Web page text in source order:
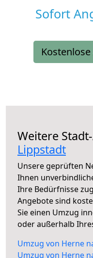
Sofort
Weitere
Lippstadt
Unsere geprüften
Ihnen
Ihre Bedürfnisse
Angebote sind
Sie einen Umzug
oder außerhalb
Umzug von Herne
Umzug von Herne